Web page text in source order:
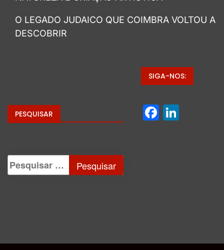
O LEGADO JUDAICO QUE COIMBRA VOLTOU A
DESCOBRIR
PESQUISAR
SIGA-NOS: